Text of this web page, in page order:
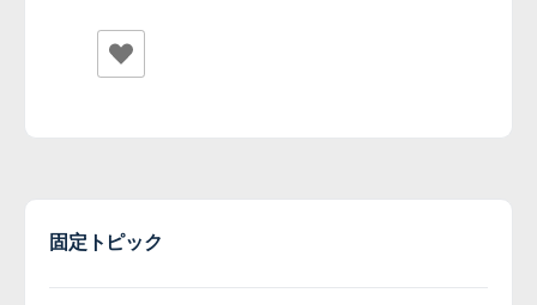
固定トピック